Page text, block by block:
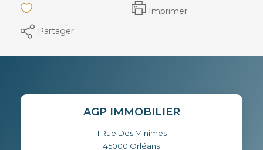
Imprimer
Partager
AGP IMMOBILIER
1 Rue Des Minimes
45000 Orléans